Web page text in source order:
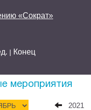
«Сократ»
| Конец
мероприятия
2021